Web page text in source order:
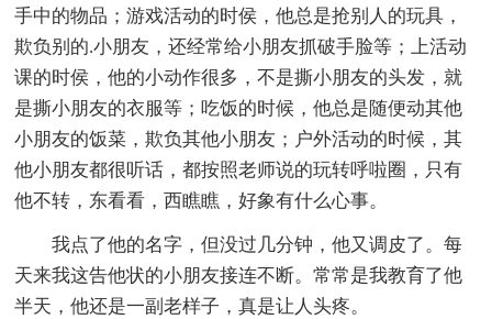
手中的物品；游戏活动的时侯，他总是抢别人的玩具，
欺负别的.小朋友，还经常给小朋友抓破手脸等；上活动
课的时侯，他的小动作很多，不是撕小朋友的头发，就
是撕小朋友的衣服等；吃饭的时候，他总是随便动其他
小朋友的饭菜，欺负其他小朋友；户外活动的时候，其
他小朋友都很听话，都按照老师说的玩转呼啦圈，只有
他不转，东看看，西瞧瞧，好象有什么心事。
我点了他的名字，但没过几分钟，他又调皮了。每
天来我这告他状的小朋友接连不断。常常是我教育了他
半天，他还是一副老样子，真是让人头疼。